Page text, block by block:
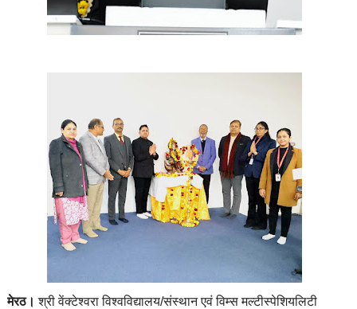
मेरठ। श्री वेंक्टेश्वरा विश्वविद्यालय/संस्थान एवं विम्स मल्टीस्पेशियलिटी